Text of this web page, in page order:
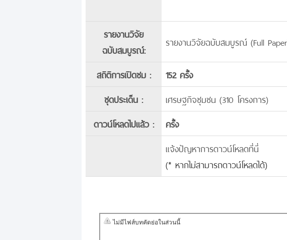
รายงานวิจัย
ฉบับสมบูรณ์:
รายงานวิจัยฉบับสมบูรณ์ (Full
สถิติการเปิดชม :
152 ครั้ง
ชุดประเด็น :
เศรษฐกิจชุมชน (310 โครงการ)
ดาวน์โหลดไปแล้ว :
ครั้ง
แจ้งปัญหาการดาวน์โหลดที่นี่
(* หากไม่สามารถดาวน์โหลดได้)